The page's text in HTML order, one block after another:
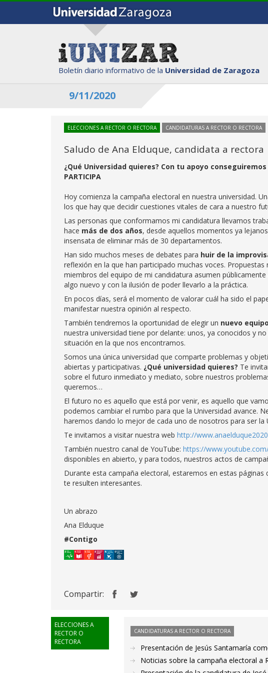
Boletín diario informativo de la Universidad de Zaragoza
9/11/2020
ELECCIONES A RECTOR O RECTORA CANDIDATURAS A RECTOR O RECTORA
Saludo de Ana Elduque, candidata a rectora
¿Qué Universidad quieres? Con tu apoyo
PARTICIPA
Hoy comienza la campaña electoral en nuestra universidad.
los que hay que decidir cuestiones vitales de cara a nuestro
Las personas que conformamos mi candidatura llevamos
hace más de dos años, desde aquellos momentos ya
insensata de eliminar más de 30 departamentos.
Han sido muchos meses de debates para huir de la
reflexión en la que han participado muchas voces.
miembros del equipo de mi candidatura asumen
algo nuevo y con la ilusión de poder llevarlo a la práctica.
En pocos días, será el momento de valorar cuál ha sido el
manifestar nuestra opinión al respecto.
También tendremos la oportunidad de elegir un nuevo
nuestra universidad tiene por delante: unos, ya conocidos y
situación en la que nos encontramos.
Somos una única universidad que comparte problemas y
abiertas y participativas. ¿Qué universidad quieres? Te
sobre el futuro inmediato y mediato, sobre nuestros
queremos…
El futuro no es aquello que está por venir, es aquello que
podemos cambiar el rumbo para que la Universidad avance.
haremos dando lo mejor de cada uno de nosotros para ser la
Te invitamos a visitar nuestra web http://
También nuestro canal de YouTube: https://
disponibles en abierto, y para todos, nuestros actos de
Durante esta campaña electoral, estaremos en estas
te resulten interesantes.
Un abrazo
Ana Elduque
#Contigo
Compartir:
ELECCIONES A
RECTOR O
RECTORA
CANDIDATURAS A RECTOR O RECTORA
Presentación de Jesús Santamaría
Noticias sobre la campaña electoral a